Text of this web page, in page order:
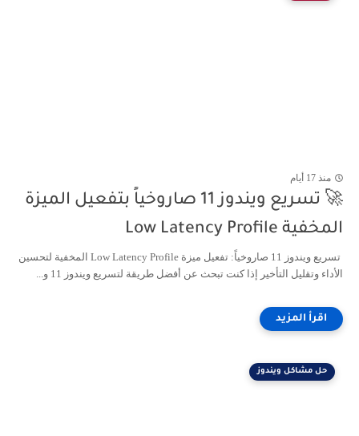
منذ 17 أيام
🚀 تسريع ويندوز 11 صاروخياً بتفعيل الميزة
المخفية Low Latency Profile
تسريع ويندوز 11 صاروخياً: تفعيل ميزة Low Latency Profile المخفية لتحسين
الأداء وتقليل التأخير إذا كنت تبحث عن أفضل طريقة لتسريع ويندوز 11 و...
حل مشاكل ويندوز